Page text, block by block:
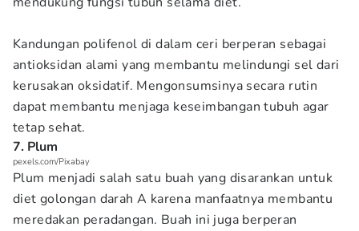
Kandungan polifenol di dalam ceri berperan sebagai
antioksidan alami yang membantu melindungi sel dari
kerusakan oksidatif. Mengonsumsinya secara rutin
dapat membantu menjaga keseimbangan tubuh agar
tetap sehat.
7. Plum
pexels.com/Pixabay
Plum menjadi salah satu buah yang disarankan untuk
diet golongan darah A karena manfaatnya membantu
meredakan peradangan. Buah ini juga berperan